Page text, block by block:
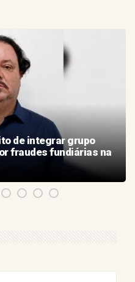
de integrar grupo
fraudes fundiárias na